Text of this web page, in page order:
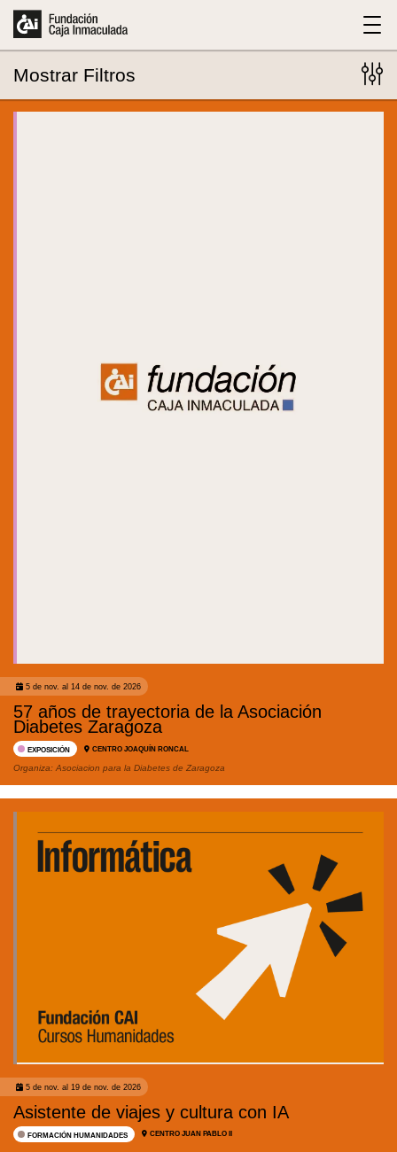
Mostrar Filtros
283 eventos encontrados
5 de nov. al 14 de nov. de 2026
57 años de trayectoria de la Asociación
Diabetes Zaragoza
EXPOSICIÓN CENTRO JOAQUÍN RONCAL
Organiza: Asociacion para la Diabetes de Zaragoza
5 de nov. al 19 de nov. de 2026
Asistente de viajes y cultura con IA
FORMACIÓN HUMANIDADES CENTRO JUAN PABLO II